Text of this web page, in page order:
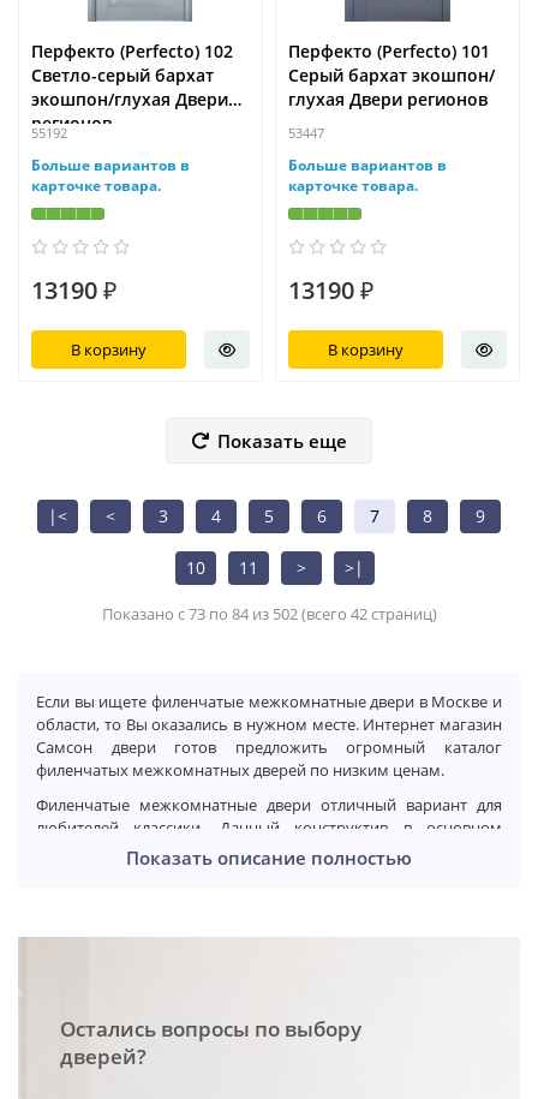
Перфекто (Perfecto) 102
Светло-серый бархат
экошпон/глухая Двери
регионов
55192
Больше вариантов в
карточке товара.
13190 ₽
В корзину
Перфекто (Perfecto) 101
Серый бархат экошпон/
глухая Двери регионов
53447
Больше вариантов в
карточке товара.
13190 ₽
В корзину
Показать еще
|< < 3 4 5 6 7 8 9
10 11 > >|
Показано с 73 по 84 из 502 (всего 42 страниц)
Если вы ищете филенчатые межкомнатные двери в Москве и
области, то Вы оказались в нужном месте. Интернет магазин
Самсон двери готов предложить огромный каталог
филенчатых межкомнатных дверей по низким ценам.
Филенчатые межкомнатные двери отличный вариант для
любителей классики. Данный конструктив в основном
используется для моделей в классическом стиле. Также
мы могли оперативно произвести доставку и установку.
Показать описание полностью
Остались вопросы по выбору
дверей?